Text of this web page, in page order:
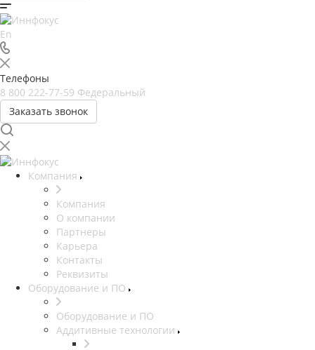
En
Телефоны
8 800 222-77-59 Федеральный
Заказать звонок
Компания
Компания
О компании
Партнеры
Карьера
Контакты
Реквизиты
Оборудование и ПО
Оборудование и ПО
Аддитивные технологии